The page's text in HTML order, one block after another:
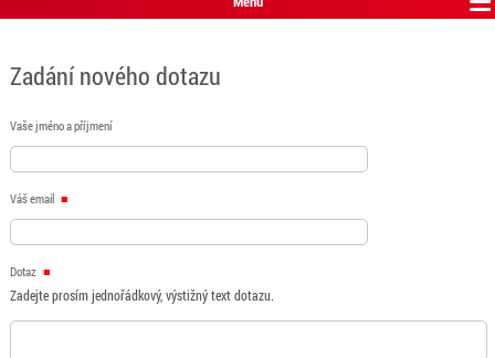
Zadání nového dotazu
Vaše jméno a příjmení
Váš email
Dotaz
Zadejte prosím jednořádkový, výstižný text dotazu.